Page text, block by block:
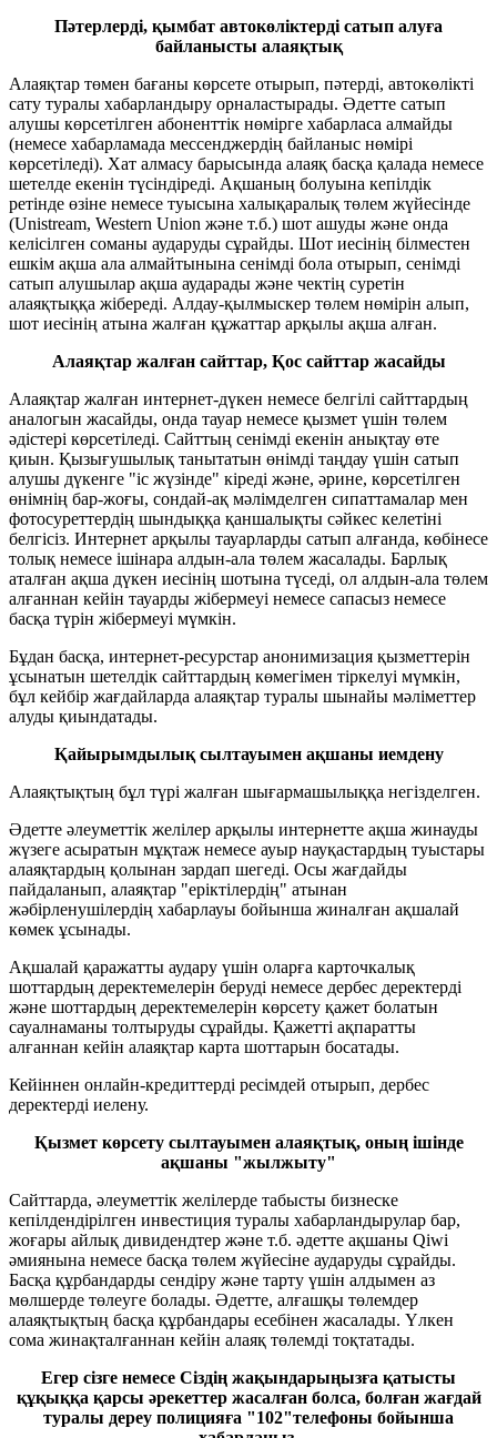
Пәтерлерді, қымбат автокөліктерді сатып алуға
байланысты алаяқтық
Алаяқтар төмен бағаны көрсете отырып, пәтерді, автокөлікті
сату туралы хабарландыру орналастырады. Әдетте сатып
алушы көрсетілген абоненттік нөмірге хабарласа алмайды
(немесе хабарламада мессенджердің байланыс нөмірі
көрсетіледі). Хат алмасу барысында алаяқ басқа қалада немесе
шетелде екенін түсіндіреді. Ақшаның болуына кепілдік
ретінде өзіне немесе туысына халықаралық төлем жүйесінде
(Unistream, Western Union және т.б.) шот ашуды және онда
келісілген соманы аударуды сұрайды. Шот иесінің білместен
ешкім ақша ала алмайтынына сенімді бола отырып, сенімді
сатып алушылар ақша аударады және чектің суретін
алаяқтыққа жібереді. Алдау-қылмыскер төлем нөмірін алып,
шот иесінің атына жалған құжаттар арқылы ақша алған.
Алаяқтар жалған сайттар, Қос сайттар жасайды
Алаяқтар жалған интернет-дүкен немесе белгілі сайттардың
аналогын жасайды, онда тауар немесе қызмет үшін төлем
әдістері көрсетіледі. Сайттың сенімді екенін анықтау өте
қиын. Қызығушылық танытатын өнімді таңдау үшін сатып
алушы дүкенге "іс жүзінде" кіреді және, әрине, көрсетілген
өнімнің бар-жоғы, сондай-ақ мәлімделген сипаттамалар мен
фотосуреттердің шындыққа қаншалықты сәйкес келетіні
белгісіз. Интернет арқылы тауарларды сатып алғанда, көбінесе
толық немесе ішінара алдын-ала төлем жасалады. Барлық
аталған ақша дүкен иесінің шотына түседі, ол алдын-ала төлем
алғаннан кейін тауарды жібермеуі немесе сапасыз немесе
басқа түрін жібермеуі мүмкін.
Бұдан басқа, интернет-ресурстар анонимизация қызметтерін
ұсынатын шетелдік сайттардың көмегімен тіркелуі мүмкін,
бұл кейбір жағдайларда алаяқтар туралы шынайы мәліметтер
алуды қиындатады.
Қайырымдылық сылтауымен ақшаны иемдену
Алаяқтықтың бұл түрі жалған шығармашылыққа негізделген.
Әдетте әлеуметтік желілер арқылы интернетте ақша жинауды
жүзеге асыратын мұқтаж немесе ауыр науқастардың туыстары
алаяқтардың қолынан зардап шегеді. Осы жағдайды
пайдаланып, алаяқтар "еріктілердің" атынан
жәбірленушілердің хабарлауы бойынша жиналған ақшалай
көмек ұсынады.
Ақшалай қаражатты аудару үшін оларға карточкалық
шоттардың деректемелерін беруді немесе дербес деректерді
және шоттардың деректемелерін көрсету қажет болатын
сауалнаманы толтыруды сұрайды. Қажетті ақпаратты
алғаннан кейін алаяқтар карта шоттарын босатады.
Кейіннен онлайн-кредиттерді ресімдей отырып, дербес
деректерді иелену.
Қызмет көрсету сылтауымен алаяқтық, оның ішінде
ақшаны "жылжыту"
Сайттарда, әлеуметтік желілерде табысты бизнеске
кепілдендірілген инвестиция туралы хабарландырулар бар,
жоғары айлық дивидендтер және т.б. әдетте ақшаны Qiwi
әмиянына немесе басқа төлем жүйесіне аударуды сұрайды.
Басқа құрбандарды сендіру және тарту үшін алдымен аз
мөлшерде төлеуге болады. Әдетте, алғашқы төлемдер
алаяқтықтың басқа құрбандары есебінен жасалады. Үлкен
сома жинақталғаннан кейін алаяқ төлемді тоқтатады.
Егер сізге немесе Сіздің жақындарыңызға қатысты
құқыққа қарсы әрекеттер жасалған болса, болған жағдай
туралы дереу полицияға "102"телефоны бойынша